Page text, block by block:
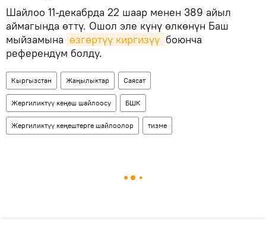
Шайлоо 11-декабрда 22 шаар менен 389 айыл
аймагында өттү. Ошол эле күнү өлкөнүн Баш
мыйзамына өзгөртүү киргизүү боюнча
референдум болду.
Кыргызстан Жаңылыктар Саясат
Жергиликтүү кеңеш шайлоосу БШК
Жергиликтүү кеңештерге шайлоолор тизме